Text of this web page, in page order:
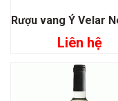
Liên hệ